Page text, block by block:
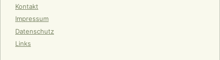
Kontakt
Impressum
Datenschutz
Links